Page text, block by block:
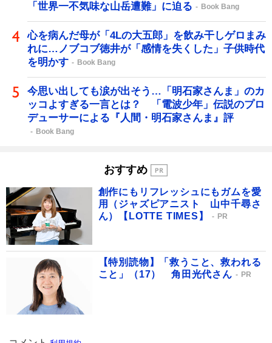
「世界一不気味な山岳遭難」に迫る
Book Bang
心を病んだ母が「4Lの大五郎」を飲み干しゲロまみ
れに…ノブコブ徳井が「感情を失くした」子供時代
を明かす
Book Bang
今思い出しても涙が出そう…「明石家さんま」のカ
ッコよすぎる一言とは？ 「電波少年」伝説のプロ
デューサーによる『人間・明石家さんま』評
Book Bang
おすすめ
創作にもリフレッシュにもガムを愛
用（ジャズピアニスト 山中千尋さ
ん）【LOTTE TIMES】
PR
【特別読物】「救うこと、救われる
こと」（17） 角田光代さん
PR